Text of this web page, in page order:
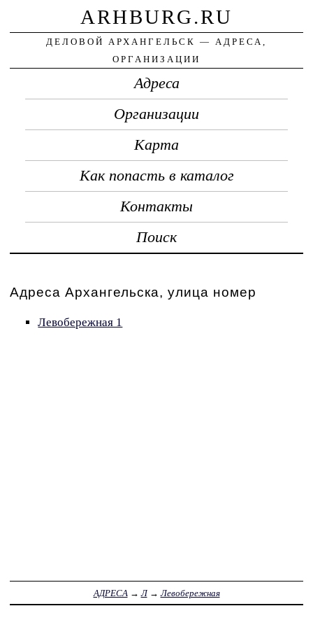
ARHBURG.RU
ДЕЛОВОЙ АРХАНГЕЛЬСК — АДРЕСА,
ОРГАНИЗАЦИИ
Адреса
Организации
Карта
Как попасть в каталог
Контакты
Поиск
Адреса Архангельска, улица номер
Левобережная 1
АДРЕСА →Л→Левобережная